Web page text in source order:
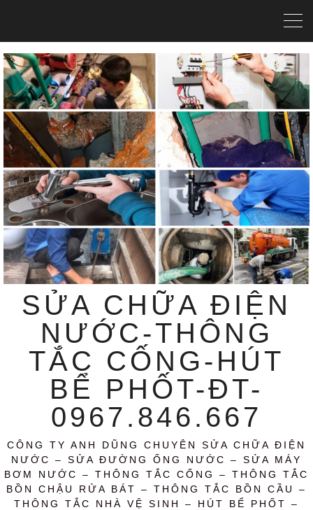
SỬA CHỮA ĐIỆN
NƯỚC-THÔNG
TẮC CỐNG-HÚT
BỂ PHỐT-ĐT-
0967.846.667
CÔNG TY ANH DŨNG CHUYÊN SỬA CHỮA ĐIỆN
NƯỚC – SỬA ĐƯỜNG ỐNG NƯỚC – SỬA MÁY
BƠM NƯỚC – THÔNG TẮC CỐNG – THÔNG TẮC
BỒN CHẬU RỬA BÁT – THÔNG TẮC BỒN CẦU –
THÔNG TẮC NHÀ VỆ SINH – HÚT BỂ PHỐT –